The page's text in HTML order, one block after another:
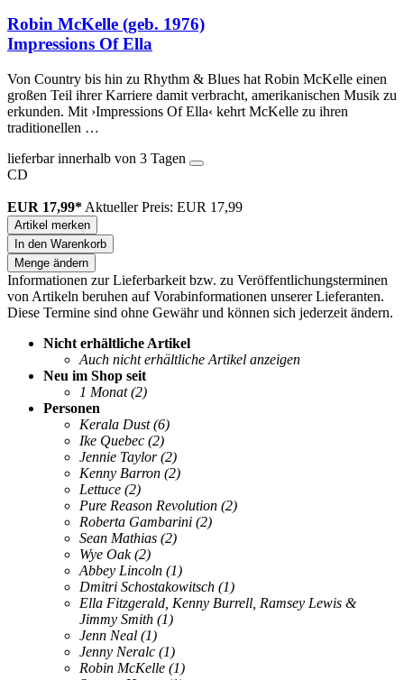
Robin McKelle (geb. 1976)
Impressions Of Ella
Von Country bis hin zu Rhythm & Blues hat Robin McKelle einen
großen Teil ihrer Karriere damit verbracht, amerikanischen Musik zu
erkunden. Mit ›Impressions Of Ella‹ kehrt McKelle zu ihren
traditionellen …
lieferbar innerhalb von 3 Tagen
CD
EUR 17,99* Aktueller Preis: EUR 17,99
Artikel merken
In den Warenkorb
Menge ändern
Informationen zur Lieferbarkeit bzw. zu Veröffentlichungsterminen
von Artikeln beruhen auf Vorabinformationen unserer Lieferanten.
Diese Termine sind ohne Gewähr und können sich jederzeit ändern.
Nicht erhältliche Artikel
Auch nicht erhältliche Artikel anzeigen
Neu im Shop seit
1 Monat (2)
Personen
Kerala Dust (6)
Ike Quebec (2)
Jennie Taylor (2)
Kenny Barron (2)
Lettuce (2)
Pure Reason Revolution (2)
Roberta Gambarini (2)
Sean Mathias (2)
Wye Oak (2)
Abbey Lincoln (1)
Dmitri Schostakowitsch (1)
Ella Fitzgerald, Kenny Burrell, Ramsey Lewis &
Jimmy Smith (1)
Jenn Neal (1)
Jenny Neralc (1)
Robin McKelle (1)